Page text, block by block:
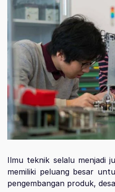
Ilmu teknik selalu menjadi
memiliki peluang besar
pengembangan produk,